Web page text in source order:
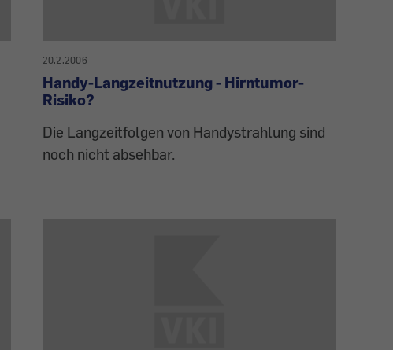
20.2.2006
Handy-Langzeitnutzung - Hirntumor-
Risiko?
Die Langzeitfolgen von Handystrahlung sind
noch nicht absehbar.